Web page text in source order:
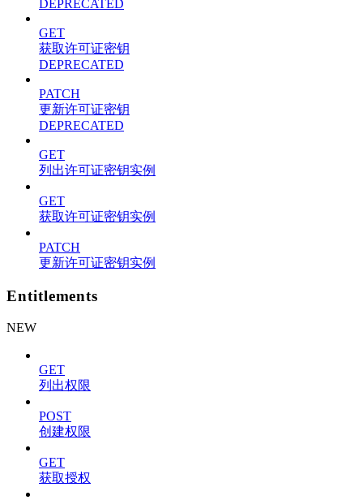
DEPRECATED
GET
获取许可证密钥
DEPRECATED
PATCH
更新许可证密钥
DEPRECATED
GET
列出许可证密钥实例
GET
获取许可证密钥实例
PATCH
更新许可证密钥实例
Entitlements
NEW
GET
列出权限
POST
创建权限
GET
获取授权